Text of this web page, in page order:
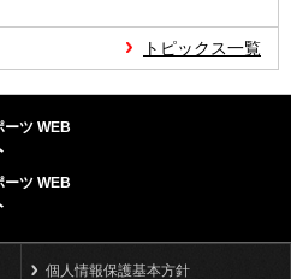
トピックス一覧
ーツ WEB
ーツ WEB
個人情報保護基本方針